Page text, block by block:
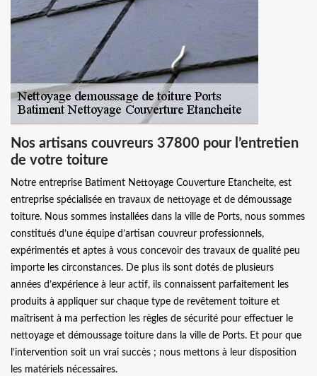
Nos artisans couvreurs 37800 pour l’entretien
de votre toiture
Notre entreprise Batiment Nettoyage Couverture Etancheite, est
entreprise spécialisée en travaux de nettoyage et de démoussage
toiture. Nous sommes installées dans la ville de Ports, nous sommes
constitués d’une équipe d’artisan couvreur professionnels,
expérimentés et aptes à vous concevoir des travaux de qualité peu
importe les circonstances. De plus ils sont dotés de plusieurs
années d’expérience à leur actif, ils connaissent parfaitement les
produits à appliquer sur chaque type de revêtement toiture et
maîtrisent à ma perfection les règles de sécurité pour effectuer le
nettoyage et démoussage toiture dans la ville de Ports. Et pour que
l’intervention soit un vrai succès ; nous mettons à leur disposition
les matériels nécessaires.